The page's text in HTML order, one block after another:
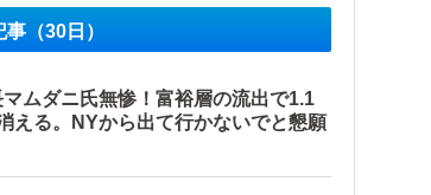
事（30日）
マムダニ氏無惨！富裕層の流出で1.1
える。NYから出て行かないでと懇願